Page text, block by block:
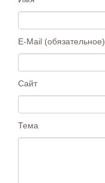
E-Mail (обязательное)
Сайт
Тема